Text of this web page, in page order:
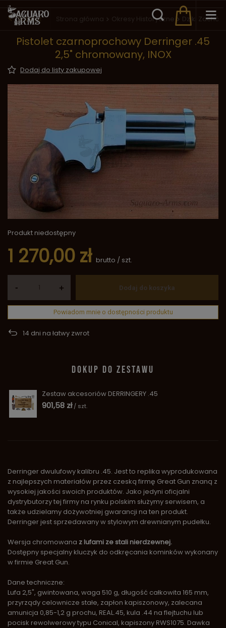
Wstecz Strona główna Okresy Historyczne Dziki Zachód
Pistolet czarnoprochowy Derringer .45
2,5" chromowany, INOX
Dodaj do listy zakupowej
Produkt niedostępny
1 270,00 zł brutto / szt.
- + Dodaj do koszyka
Powiadom mnie o dostępności produktu
14 dni na łatwy zwrot
DOKUP DO ZESTAWU
Zestaw akcesoriów DERRINGERY .45
901,58 zł / szt.
Derringer dwulufowy kalibru .45. Jest to replika wyprodukowana
z najlepszych materiałów przez czeską firmę Great Gun znaną z
wysokiej jakości swoich produktów. Jako jedyni oficjalni
dystrybutorzy tej firmy na rynku polskim służymy serwisem, a
także udzielamy dożywotniej gwarancji na ten produkt.
Derringer jest sprzedawany w stylowym drewnianym pudełku.
Wersja chromowana z lufami ze stali nierdzewnej.
Dostępny specjalny kluczyk do odkręcania kominków wykonany
w firmie Great Gun.
Dane techniczne:
Lufa 2,5", gwintowana, waga 510 g, długość całkowita 165 mm,
przyrządy celownicze stałe, zapłon kapiszonowy, zalecana
amunicja 0,85-1,2 g prochu, REAL.45, kula .44 na flejtuchu lub
pocisk rewolwerowy typu Conical, kapiszony RWS1075. Dawka